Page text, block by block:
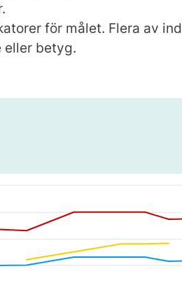
för målet. Flera av
eller betyg.